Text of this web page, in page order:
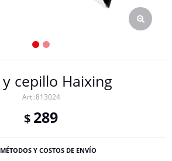
y cepillo Haixing
813024
$ 289
MÉTODOS Y COSTOS DE ENVÍO